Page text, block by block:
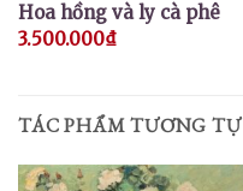
Hoa hồng và ly cà phê
3.500.000₫
TÁC PHẨM TƯƠNG TỰ